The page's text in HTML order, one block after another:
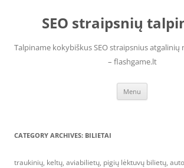
contentSEO straipsnių
Talpiname kokybiškus SEO straipsnius
– flashgame.lt
Menu
CATEGORY ARCHIVES: BILIETAI
traukinių, keltų, aviabilietų, pigių lėktuvų bilietų,